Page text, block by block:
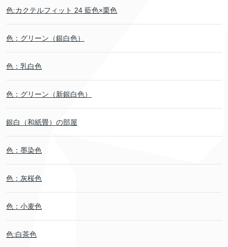
色:カクテルフィット 24 藍色×栗色
色：グリーン（銀白色）
色：乳白色
色：グリーン（新銀白色）
銀白（和紙畳）の部屋
色：墨染色
色：灰桜色
色：小麦色
色:白茶色